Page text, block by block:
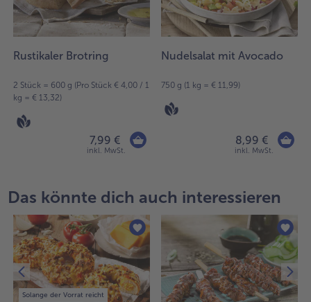
Rustikaler Brotring
2 Stück = 600 g (Pro Stück € 4,00 / 1
kg = € 13,32)
7,99 €
inkl. MwSt.
Nudelsalat mit Avocado
750 g (1 kg = € 11,99)
8,99 €
inkl. MwSt.
Das könnte dich auch interessieren
Solange der Vorrat reicht